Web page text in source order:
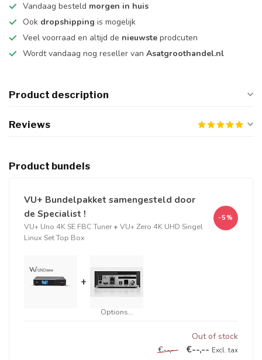
Vandaag besteld morgen in huis
Ook dropshipping is mogelijk
Veel voorraad en altijd de nieuwste prodcuten
Wordt vandaag nog reseller van Asatgroothandel.nl
Product description
Reviews
Product bundels
VU+ Bundelpakket samengesteld door
de Specialist !
VU+ Uno 4K SE FBC Tuner+ VU+ Zero 4K UHD Singel
Linux Set Top Box
-5%
+
Options...
Out of stock
€--,--
€--,-- Excl. tax